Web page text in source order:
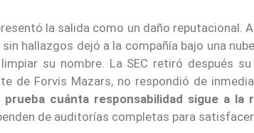
la salida como un daño reputacional.
hallazgos dejó a la compañía bajo una
su nombre. La SEC retiró después
de Forvis Mazars, no respondió de
prueba cuánta responsabilidad sigue a la
de auditorías completas para satisfacer